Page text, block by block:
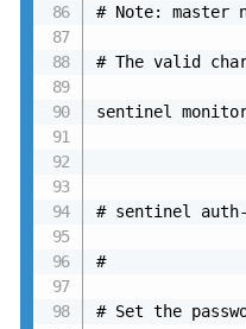
# Note: master
# The valid
sentinel
# sentinel
#
# Set the